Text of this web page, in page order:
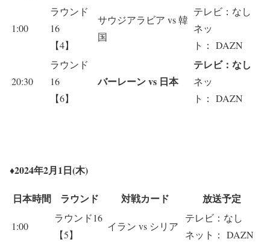
1:00
ラウンド
16
【4】
サウジアラビア vs 韓
国
テレビ：なし
ネッ
ト： DAZN
20:30
ラウンド
16
【6】
バーレーン vs 日本
テレビ：なし
ネッ
ト： DAZN
♦2024年2月1日(木)
日本時間 ラウンド 対戦カード 放送予定
1:00
ラウンド16
【5】
イラン vs シリア
テレビ：なし
ネット： DAZN